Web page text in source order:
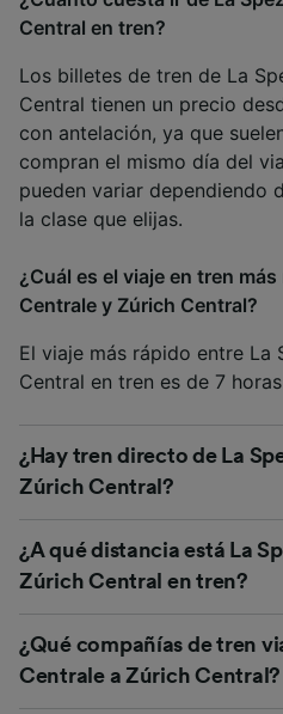
Central en tren?
Los billetes de tren de La
Central tienen un precio
con antelación, ya que
compran el mismo día del
pueden variar dependiendo
la clase que elijas.
¿Cuál es el viaje en tren
Centrale y Zúrich Central?
El viaje más rápido entre La
Central en tren es de 7
¿Hay tren directo de La
Zúrich Central?
¿A qué distancia está La
Zúrich Central en tren?
¿Qué compañías de tren
Centrale a Zúrich Central?